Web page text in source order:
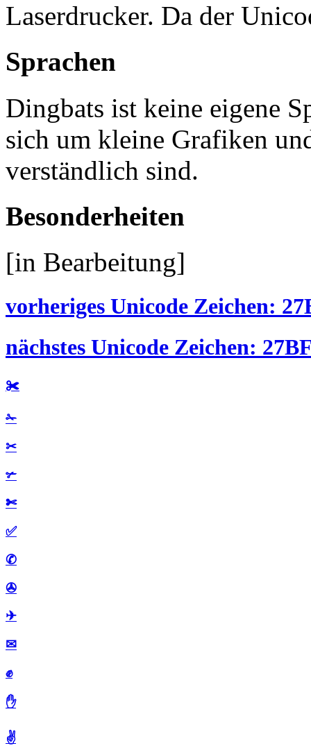
Laserdrucker. Da der
Sprachen
Dingbats ist keine eigene
sich um kleine Grafiken
verständlich sind.
Besonderheiten
[in Bearbeitung]
vorheriges Unicode Zeichen:
nächstes Unicode Zeichen:
✀
✁
✂
✃
✄
✅
✆
✇
✈
✉
✊
✋
✌